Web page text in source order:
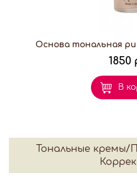
Основа тональная
1850
В
Тональные кремы/